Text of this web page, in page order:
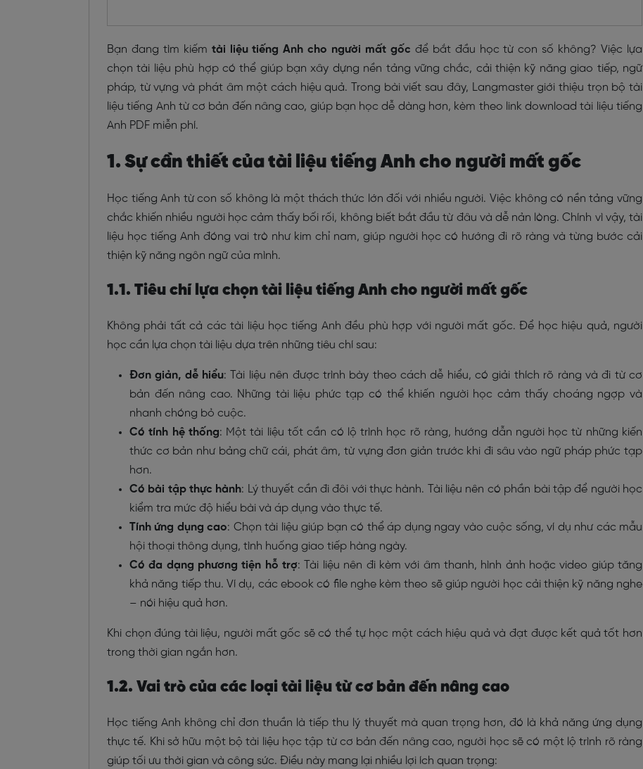
Bạn đang tìm kiếm tài liệu tiếng Anh cho người mất gốc để bắt đầu học từ con số không? Việc lựa
chọn tài liệu phù hợp có thể giúp bạn xây dựng nền tảng vững chắc, cải thiện kỹ năng giao tiếp, ngữ
pháp, từ vựng và phát âm một cách hiệu quả. Trong bài viết sau đây, Langmaster giới thiệu trọn bộ tài
liệu tiếng Anh từ cơ bản đến nâng cao, giúp bạn học dễ dàng hơn, kèm theo link download tài liệu tiếng
Anh PDF miễn phí.
1. Sự cần thiết của tài liệu tiếng Anh cho người mất gốc
Học tiếng Anh từ con số không là một thách thức lớn đối với nhiều người. Việc không có nền tảng vững
chắc khiến nhiều người học cảm thấy bối rối, không biết bắt đầu từ đâu và dễ nản lòng. Chính vì vậy, tài
liệu học tiếng Anh đóng vai trò như kim chỉ nam, giúp người học có hướng đi rõ ràng và từng bước cải
thiện kỹ năng ngôn ngữ của mình.
1.1. Tiêu chí lựa chọn tài liệu tiếng Anh cho người mất gốc
Không phải tất cả các tài liệu học tiếng Anh đều phù hợp với người mất gốc. Để học hiệu quả, người
học cần lựa chọn tài liệu dựa trên những tiêu chí sau:
Đơn giản, dễ hiểu: Tài liệu nên được trình bày theo cách dễ hiểu, có giải thích rõ ràng và đi từ cơ
bản đến nâng cao. Những tài liệu phức tạp có thể khiến người học cảm thấy choáng ngợp và
nhanh chóng bỏ cuộc.
Có tính hệ thống: Một tài liệu tốt cần có lộ trình học rõ ràng, hướng dẫn người học từ những kiến
thức cơ bản như bảng chữ cái, phát âm, từ vựng đơn giản trước khi đi sâu vào ngữ pháp phức tạp
hơn.
Có bài tập thực hành: Lý thuyết cần đi đôi với thực hành. Tài liệu nên có phần bài tập để người học
kiểm tra mức độ hiểu bài và áp dụng vào thực tế.
Tính ứng dụng cao: Chọn tài liệu giúp bạn có thể áp dụng ngay vào cuộc sống, ví dụ như các mẫu
hội thoại thông dụng, tình huống giao tiếp hàng ngày.
Có đa dạng phương tiện hỗ trợ: Tài liệu nên đi kèm với âm thanh, hình ảnh hoặc video giúp tăng
khả năng tiếp thu. Ví dụ, các ebook có file nghe kèm theo sẽ giúp người học cải thiện kỹ năng nghe
– nói hiệu quả hơn.
Khi chọn đúng tài liệu, người mất gốc sẽ có thể tự học một cách hiệu quả và đạt được kết quả tốt hơn
trong thời gian ngắn hơn.
1.2. Vai trò của các loại tài liệu từ cơ bản đến nâng cao
Học tiếng Anh không chỉ đơn thuần là tiếp thu lý thuyết mà quan trọng hơn, đó là khả năng ứng dụng
thực tế. Khi sở hữu một bộ tài liệu học tập từ cơ bản đến nâng cao, người học sẽ có một lộ trình rõ ràng
giúp tối ưu thời gian và công sức. Điều này mang lại nhiều lợi ích quan trọng: